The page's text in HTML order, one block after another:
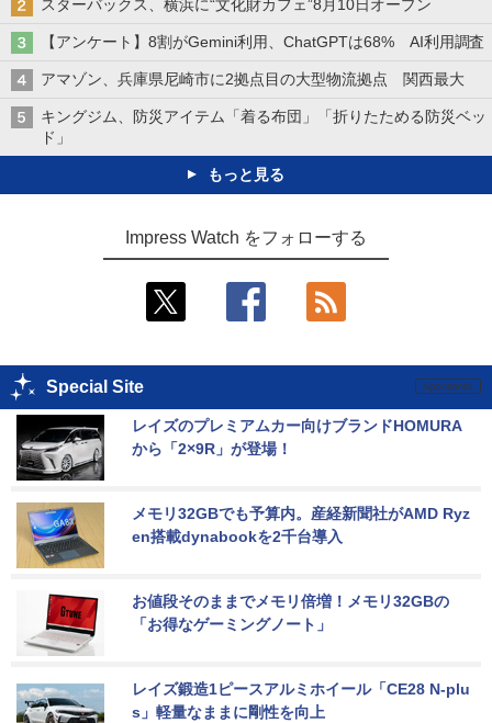
スターバックス、横浜に“文化財カフェ”8月10日オープン
【アンケート】8割がGemini利用、ChatGPTは68% AI利用調査
アマゾン、兵庫県尼崎市に2拠点目の大型物流拠点 関西最大
キングジム、防災アイテム「着る布団」「折りたためる防災ベッ
ド」
もっと見る
Impress Watch をフォローする
Special Site
レイズのプレミアムカー向けブランドHOMURA
から「2×9R」が登場！
メモリ32GBでも予算内。産経新聞社がAMD Ryz
en搭載dynabookを2千台導入
お値段そのままでメモリ倍増！メモリ32GBの
「お得なゲーミングノート」
レイズ鍛造1ピースアルミホイール「CE28 N-plu
s」軽量なままに剛性を向上